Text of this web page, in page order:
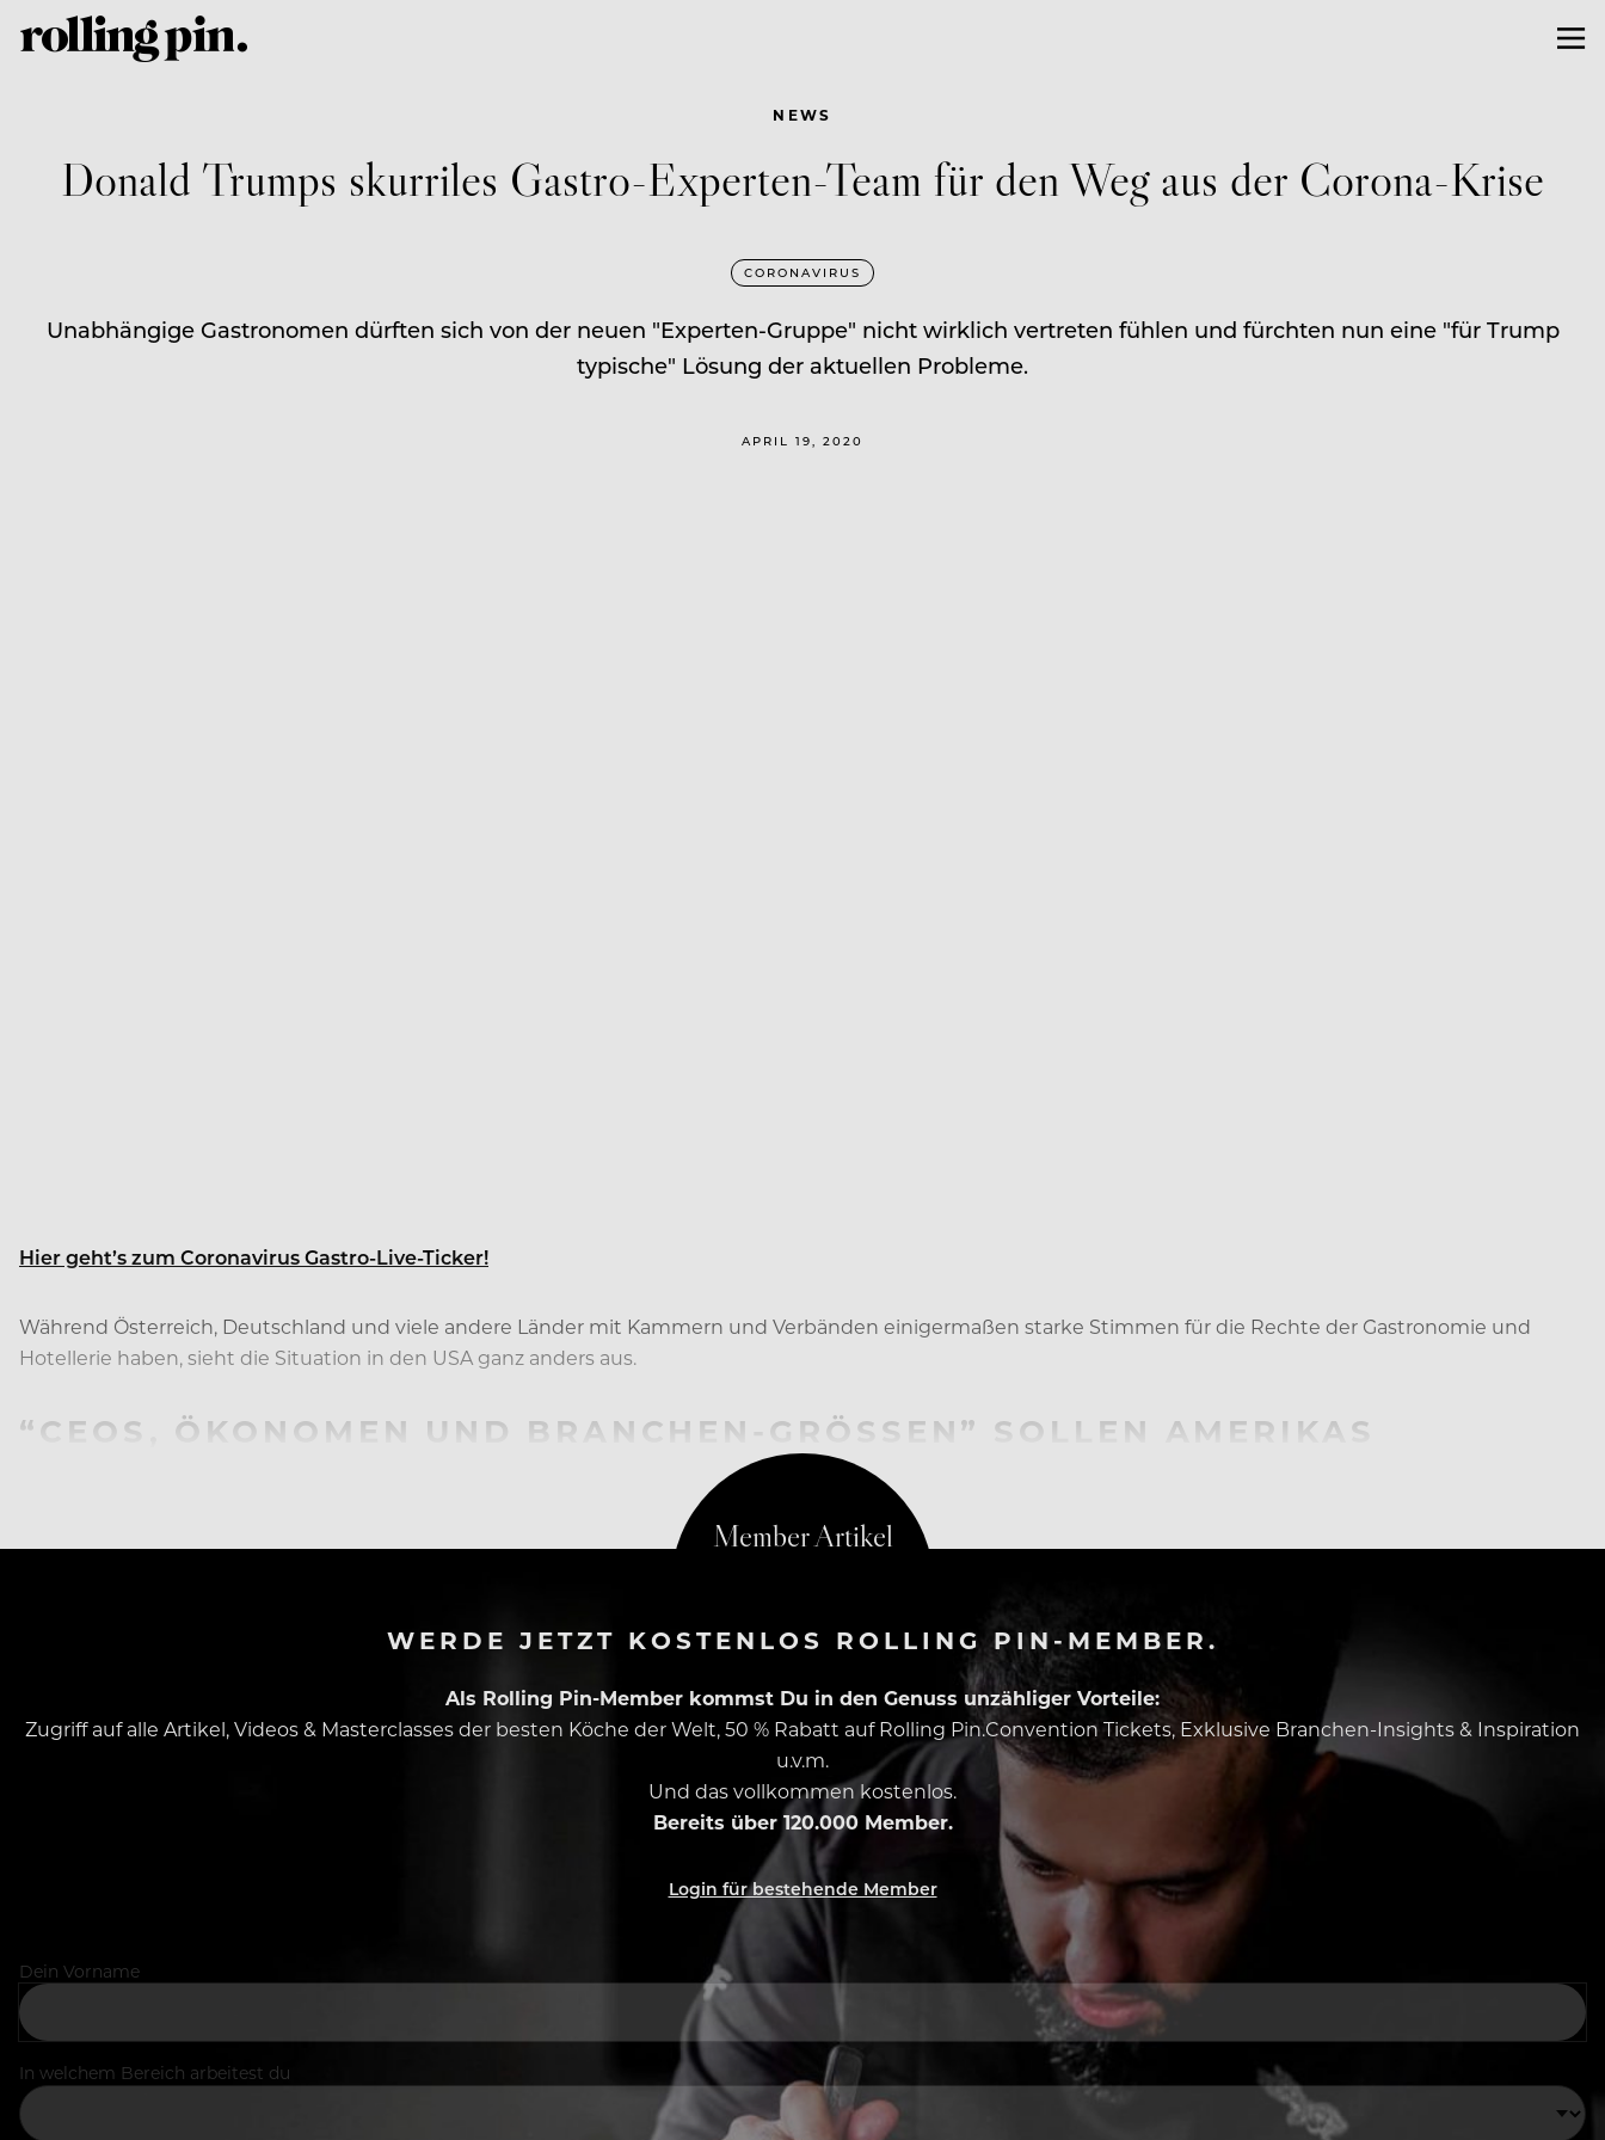
NEWS
Donald Trumps skurriles Gastro-Experten-Team für den Weg aus der Corona-Krise
CORONAVIRUS
Unabhängige Gastronomen dürften sich von der neuen "Experten-Gruppe" nicht wirklich vertreten fühlen und fürchten nun eine "für Trump
typische" Lösung der aktuellen Probleme.
APRIL 19, 2020
Hier geht’s zum Coronavirus Gastro-Live-Ticker!
Während Österreich, Deutschland und viele andere Länder mit Kammern und Verbänden einigermaßen starke Stimmen für die Rechte der Gastronomie und
Hotellerie haben, sieht die Situation in den USA ganz anders aus.
“CEOS, ÖKONOMEN UND BRANCHEN-GRÖSSEN” SOLLEN AMERIKAS W
IRTSCHAFT WIEDER GROSS MACHEN
WERDE JETZT KOSTENLOS ROLLING PIN-MEMBER.
Als Rolling Pin-Member kommst Du in den Genuss unzähliger Vorteile:
Zugriff auf alle Artikel, Videos & Masterclasses der besten Köche der Welt, 50 % Rabatt auf Rolling Pin.Convention Tickets, Exklusive Branchen-Insights & Inspiration
u.v.m.
Und das vollkommen kostenlos.
Bereits über 120.000 Member.
Login für bestehende Member
Dein Vorname
In welchem Bereich arbeitest du